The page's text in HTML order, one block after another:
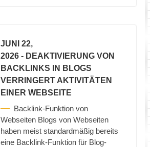
JUNI 22,
2026 - DEAKTIVIERUNG VON
BACKLINKS IN BLOGS
VERRINGERT AKTIVITÄTEN
EINER WEBSEITE
Backlink-Funktion von
Webseiten Blogs von Webseiten
haben meist standardmäßig bereits
eine Backlink-Funktion für Blog-